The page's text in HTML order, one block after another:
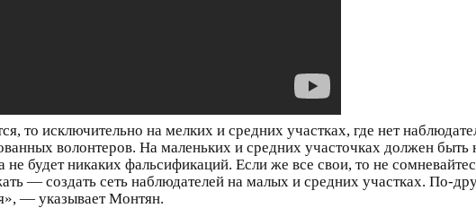
то исключительно на мелких и средних участках, где нет
волонтеров. На маленьких и средних участочках должен быть
не будет никаких фальсификаций. Если же все свои, то не
— создать сеть наблюдателей на малых и средних участках. По-
— указывает Монтян.